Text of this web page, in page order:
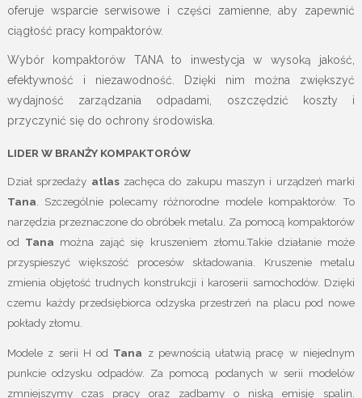
oferuje wsparcie serwisowe i części zamienne, aby zapewnić
ciągłość pracy kompaktorów.
Wybór kompaktorów TANA to inwestycja w wysoką jakość,
efektywność i niezawodność. Dzięki nim można zwiększyć
wydajność zarządzania odpadami, oszczędzić koszty i
przyczynić się do ochrony środowiska.
LIDER W BRANŻY KOMPAKTORÓW
Dział sprzedaży atlas zachęca do zakupu maszyn i urządzeń marki
Tana. Szczególnie polecamy różnorodne modele kompaktorów. To
narzędzia przeznaczone do obróbek metalu. Za pomocą kompaktorów
od Tana można zająć się kruszeniem złomu.Takie działanie może
przyspieszyć większość procesów składowania. Kruszenie metalu
zmienia objętość trudnych konstrukcji i karoserii samochodów. Dzięki
czemu każdy przedsiębiorca odzyska przestrzeń na placu pod nowe
pokłady złomu.
Modele z serii H od Tana z pewnością ułatwią pracę w niejednym
punkcie odzysku odpadów. Za pomocą podanych w serii modelów
zmniejszymy czas pracy oraz zadbamy o niską emisję spalin.